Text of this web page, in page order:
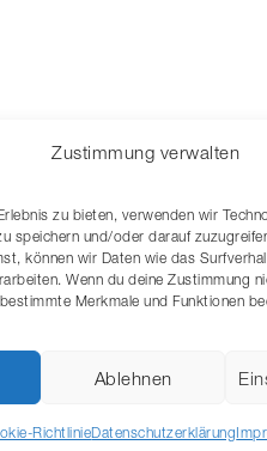
Zustimmung verwalten
zu bieten, verwenden wir
speichern und/oder darauf
können wir Daten wie das
Wenn du deine Zustimmung
Merkmale und Funktionen
Ablehnen
RichtlinieDatenschutzerklärung